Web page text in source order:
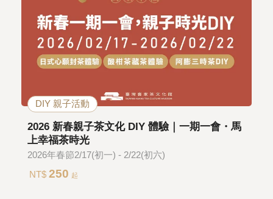
DIY 親子活動
2026 新春親子茶文化 DIY 體驗｜一期一會・馬
上幸福茶時光
2026年春節2/17(初一) - 2/22(初六)
NT$ 250 起